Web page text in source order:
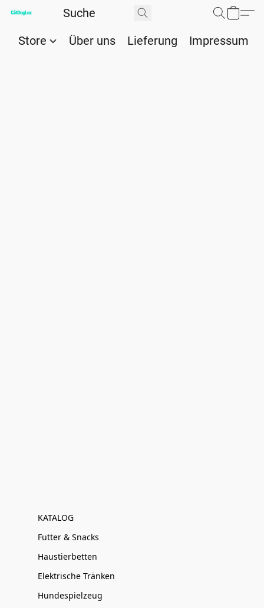
Store Über uns Lieferung Impressum
KATALOG
Futter & Snacks
Haustierbetten
Elektrische Tränken
Hundespielzeug